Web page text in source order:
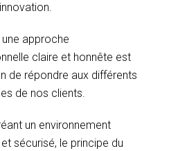
approche
claire et honnête est
de répondre aux différents
de nos clients.
un environnement
sécurisé, le principe du